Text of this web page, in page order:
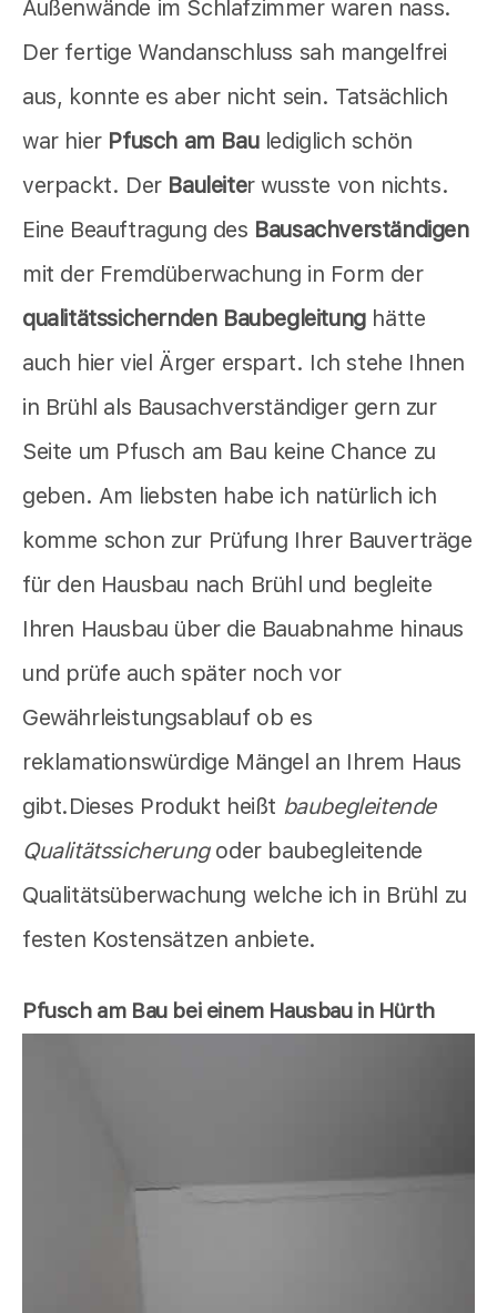
Außenwände im Schlafzimmer waren nass.
Der fertige Wandanschluss sah mangelfrei
aus, konnte es aber nicht sein. Tatsächlich
war hier Pfusch am Baulediglich schön
verpackt. Der Bauleiter wusste von nichts.
Eine Beauftragung des Bausachverständigen
mit der Fremdüberwachung in Form der
qualitätssichernden Baubegleitunghätte
auch hier viel Ärger erspart. Ich stehe Ihnen
in Brühl als Bausachverständiger gern zur
Seite um Pfusch am Bau keine Chance zu
geben. Am liebsten habe ich natürlich ich
komme schon zur Prüfung Ihrer Bauverträge
für den Hausbau nach Brühl und begleite
Ihren Hausbau über die Bauabnahme hinaus
und prüfe auch später noch vor
Gewährleistungsablauf ob es
reklamationswürdige Mängel an Ihrem Haus
gibt.Dieses Produkt heißt baubegleitende
Qualitätssicherung oder baubegleitende
Qualitätsüberwachung welche ich in Brühl zu
festen Kostensätzen anbiete.
Pfusch am Bau bei einem Hausbau in Hürth